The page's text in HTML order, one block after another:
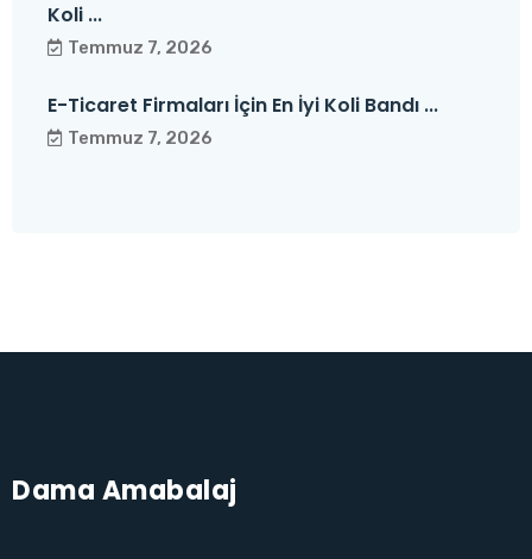
Koli ...
Temmuz 7, 2026
E-Ticaret Firmaları İçin En İyi Koli Bandı ...
Temmuz 7, 2026
Dama Amabalaj